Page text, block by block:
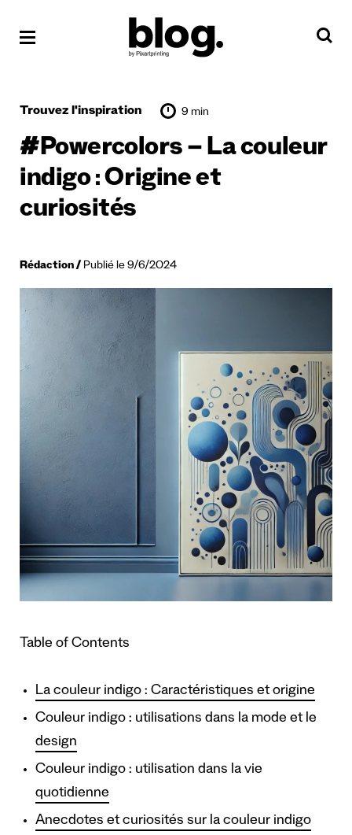
Trouvez l'inspiration 9 min
#Powercolors – La couleur
indigo : Origine et
curiosités
Rédaction Publié le 9/6/2024
Table of Contents
La couleur indigo : Caractéristiques et origine
Couleur indigo : utilisations dans la mode et le
design
Couleur indigo : utilisation dans la vie
quotidienne
Anecdotes et curiosités sur la couleur indigo